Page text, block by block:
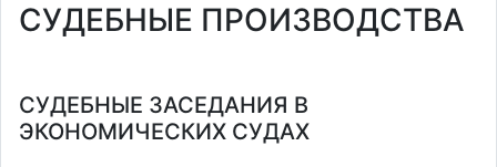
СУДЕБНЫЕ ПРОИЗВОДСТВА
СУДЕБНЫЕ ЗАСЕДАНИЯ В
ЭКОНОМИЧЕСКИХ СУДАХ